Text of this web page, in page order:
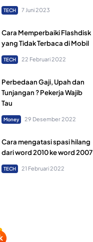
TECH 7 Juni 2023
Cara Memperbaiki Flashdisk
yang Tidak Terbaca di Mobil
TECH 22 Februari 2022
Perbedaan Gaji, Upah dan
Tunjangan ? Pekerja Wajib
Tau
Money 29 Desember 2022
Cara mengatasi spasi hilang
dari word 2010 ke word 2007
TECH 21 Februari 2022